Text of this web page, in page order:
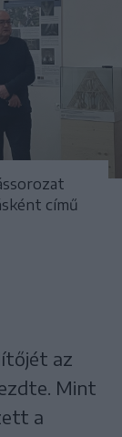
című
az
Mint
a